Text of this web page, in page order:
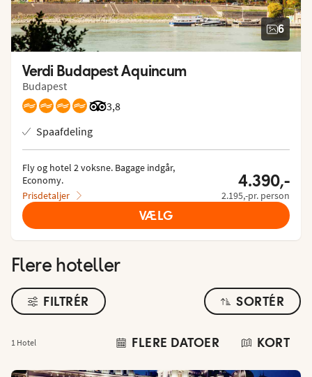
6
Verdi Budapest Aquincum
Budapest
3,8
Bedømmelse fra Tripadvisor: 3.8 of 5
Spaafdeling
Fly og hotel 2 voksne. Bagage indgår,
Economy.
Prisdetaljer
4.390,-
2.195,-pr. person
VÆLG
Flere hoteller
FILTRÉR SORTÉR
1 Hotel FLERE DATOER KORT